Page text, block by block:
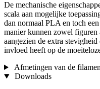
De mechanische
scala aan mogelijke
dan normaal PLA en toch
manier kunnen zowel figuren
aangezien de extra
invloed heeft op de
Afmetingen van de
Downloads